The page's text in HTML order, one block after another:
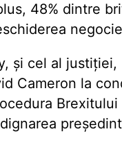
48% dintre
și cel al
Cameron la